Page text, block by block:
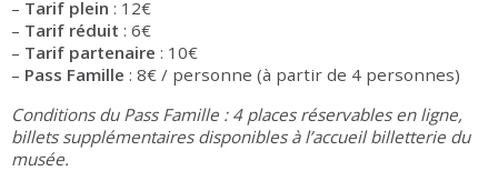
– Tarif plein : 12€
– Tarif réduit : 6€
– Tarif partenaire : 10€
– Pass Famille : 8€ / personne (à partir de 4 personnes)
Conditions du Pass Famille : 4 places réservables en ligne,
billets supplémentaires disponibles à l’accueil billetterie du
musée.